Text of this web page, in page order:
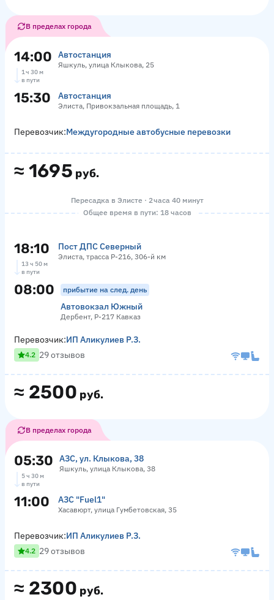
В пределах города
14:00 Автостанция
Яшкуль, улица Клыкова, 25
1 ч 30 м
в пути
15:30 Автостанция
Элиста, Привокзальная площадь, 1
≈ 1695 руб.
Перевозчик:Междугородные автобусные перевозки
Пересадка в Элисте · 2 часа 40 минут
Общее время в пути: 18 часов
18:10 Пост ДПС Северный
Элиста, трасса Р-216, 306-й км
13 ч 50 м
в пути
08:00 прибытие на след. день
Автовокзал Южный
Дербент, Р-217 Кавказ
≈ 2500 руб.
Перевозчик:ИП Аликулиев Р.З.
4.2 29 отзывов
В пределах города
05:30 АЗС, ул. Клыкова, 38
Яшкуль, улица Клыкова, 38
5 ч 30 м
в пути
11:00 АЗС "Fuel1"
Хасавюрт, улица Гумбетовская, 35
≈ 2300 руб.
Перевозчик:ИП Аликулиев Р.З.
4.2 29 отзывов